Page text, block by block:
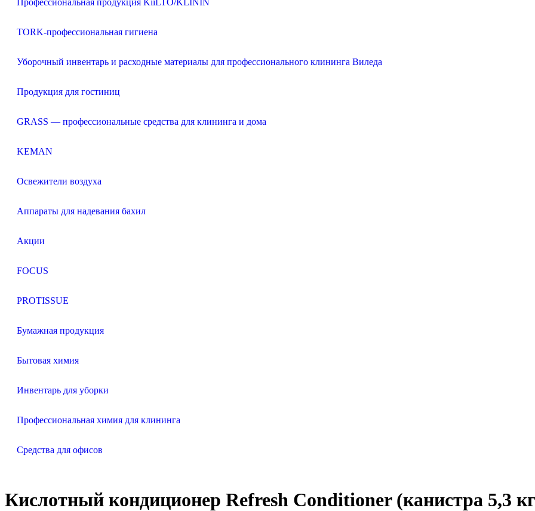
Профессиональная продукция KiiLTO/KLININ
TORK-профессиональная гигиена
Уборочный инвентарь и расходные материалы для профессионального клининга Виледа
Продукция для гостиниц
GRASS — профессиональные средства для клининга и дома
KEMAN
Освежители воздуха
Аппараты для надевания бахил
Акции
FOCUS
PROTISSUE
Бумажная продукция
Бытовая химия
Инвентарь для уборки
Профессиональная химия для клининга
Средства для офисов
Кислотный кондиционер Refresh Conditioner (канистра 5,3